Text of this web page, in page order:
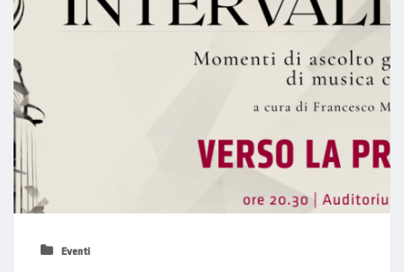
Eventi